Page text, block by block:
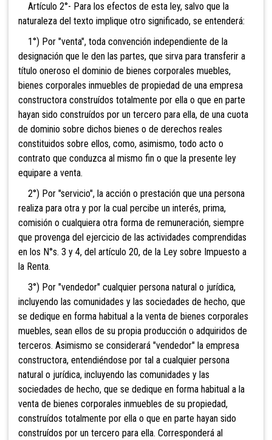
Artículo 2°- Para los efectos de esta ley, salvo que la
naturaleza del texto implique otro significado, se entenderá:
1°) Por "venta", toda convención independiente de la
designación que le den las partes, que sirva para transferir a
título oneroso el dominio de bienes corporales muebles,
bienes corporales inmuebles de propiedad de una empresa
constructora construídos totalmente por ella o que en parte
hayan sido construídos por un tercero para ella, de una cuota
de dominio sobre dichos bienes o de derechos reales
constituidos sobre ellos, como, asimismo, todo acto o
contrato que conduzca al mismo fin o que la presente ley
equipare a venta.
2°) Por "servicio", la acción o prestación que una persona
realiza para otra y por la cual percibe un interés, prima,
comisión o cualquiera otra forma de remuneración, siempre
que provenga del ejercicio de las actividades comprendidas
en los N°s. 3 y 4, del artículo 20, de la Ley sobre Impuesto a
la Renta.
3°) Por "vendedor" cualquier persona natural o jurídica,
incluyendo las comunidades y las sociedades de hecho, que
se dedique en forma habitual a la venta de bienes corporales
muebles, sean ellos de su propia producción o adquiridos de
terceros. Asimismo se considerará "vendedor" la empresa
constructora, entendiéndose por tal a cualquier persona
natural o jurídica, incluyendo las comunidades y las
sociedades de hecho, que se dedique en forma habitual a la
venta de bienes corporales inmuebles de su propiedad,
construídos totalmente por ella o que en parte hayan sido
construídos por un tercero para ella. Corresponderá al